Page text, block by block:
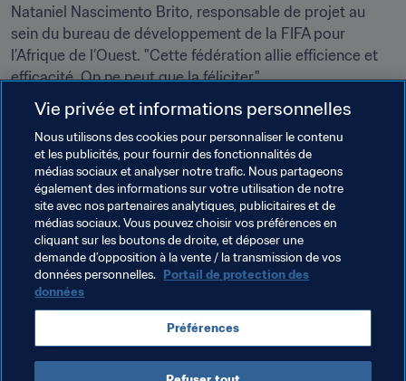
Nataniel Nascimento Brito, responsable de projet au
sein du bureau de développement de la FIFA pour
l’Afrique de l’Ouest. "Cette fédération allie efficience et
efficacité. On ne peut que la féliciter."
Thèmes en lien
FIFA Forward Organisation Mauritania
CAF
Vie privée et informations personnelles
Nous utilisons des cookies pour personnaliser le contenu
et les publicités, pour fournir des fonctionnalités de
médias sociaux et analyser notre trafic. Nous partageons
également des informations sur votre utilisation de notre
site avec nos partenaires analytiques, publicitaires et de
médias sociaux. Vous pouvez choisir vos préférences en
cliquant sur les boutons de droite, et déposer une
demande d’opposition à la vente / la transmission de vos
données personnelles. Portail de protection des
données
Préférences